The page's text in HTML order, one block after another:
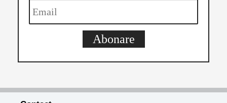
Abonare